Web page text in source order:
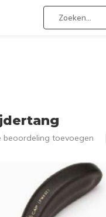
beoordeling toevoegen